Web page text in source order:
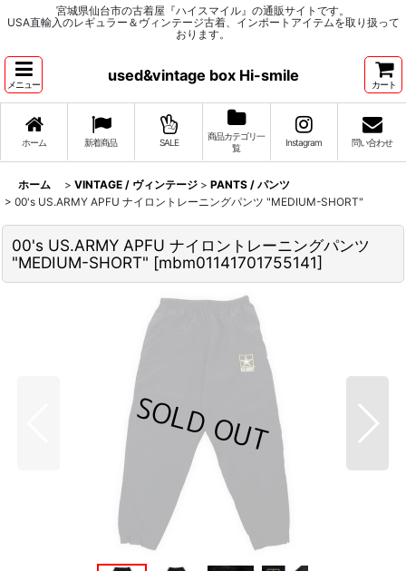
宮城県仙台市の古着屋『ハイスマイル』の通販サイトです。
USA直輸入のレギュラー＆ヴィンテージ古着、インポートアイテムを取り扱って
おります。
メニュー
used&vintage box Hi-smile
カート
ホーム 新着商品 SALE
商品カテゴリ一
覧
Instagram 問い合わせ
ホーム > VINTAGE / ヴィンテージ > PANTS / パンツ
> 00's US.ARMY APFU ナイロントレーニングパンツ "MEDIUM-SHORT"
00's US.ARMY APFU ナイロントレーニングパンツ
"MEDIUM-SHORT" [mbm01141701755141]